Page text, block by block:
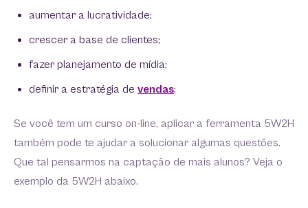
aumentar a lucratividade;
crescer a base de clientes;
fazer planejamento de mídia;
definir a estratégia de vendas;
Se você tem um curso on-line, aplicar a ferramenta 5W2H
também pode te ajudar a solucionar algumas questões.
Que tal pensarmos na captação de mais alunos? Veja o
exemplo da 5W2H abaixo.